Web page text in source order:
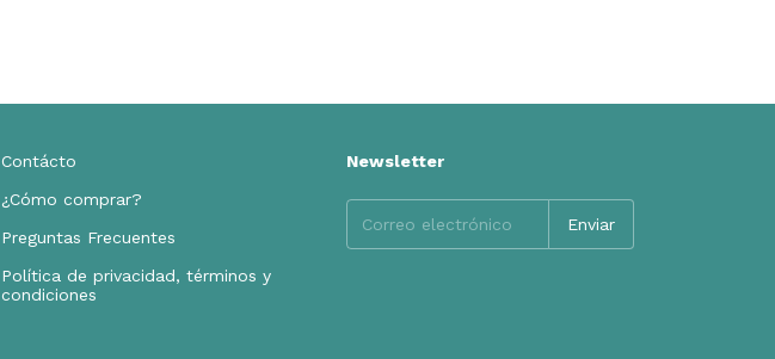
Contácto
¿Cómo comprar?
Preguntas Frecuentes
Política de privacidad, términos y
condiciones
Newsletter